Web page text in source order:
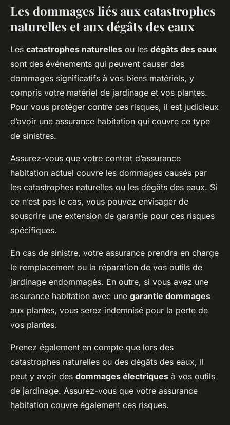
Les dommages liés aux catastrophes
naturelles et aux dégâts des eaux
Les catastrophes naturelles ou les dégâts des eaux
sont des événements qui peuvent causer des
dommages significatifs à vos biens matériels, y
compris votre matériel de jardinage et vos plantes.
Pour vous protéger contre ces risques, il est judicieux
d’avoir une assurance habitation qui couvre ce type
de sinistres.
Assurez-vous que votre contrat d’assurance
habitation actuel couvre les dommages causés par
les catastrophes naturelles ou les dégâts des eaux. Si
ce n’est pas le cas, vous pouvez envisager de
souscrire une extension de garantie pour ces risques
spécifiques.
En cas de sinistre, votre assurance prendra en charge
le remplacement ou la réparation de vos outils de
jardinage endommagés. En outre, si vous avez une
assurance habitation avec une garantie dommages
aux plantes, vous serez indemnisé pour la perte de
vos plantes.
Prenez également en compte que lors des
catastrophes naturelles ou des dégâts des eaux, il
peut y avoir des dommages électriques à vos outils
de jardinage. Assurez-vous que votre assurance
habitation couvre également ces risques.